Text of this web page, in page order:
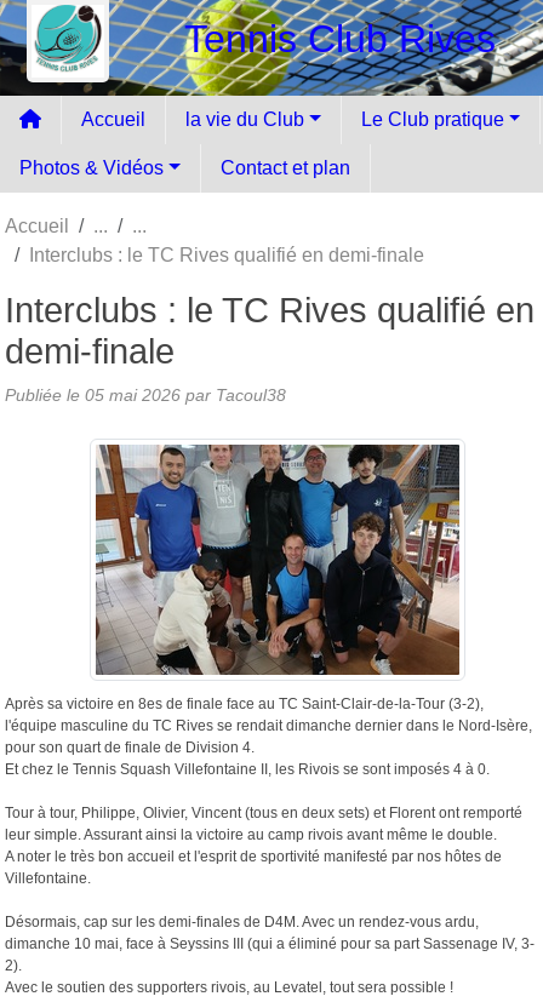
Tennis Club Rives
Accueil la vie du Club Le Club pratique
Photos & Vidéos Contact et plan
Accueil
Interclubs : le TC Rives qualifié en demi-finale
Interclubs : le TC Rives qualifié en
demi-finale
Publiée le 05 mai 2026 par Tacoul38
Après sa victoire en 8es de finale face au TC Saint-Clair-de-la-Tour (3-2),
l'équipe masculine du TC Rives se rendait dimanche dernier dans le Nord-Isère,
pour son quart de finale de Division 4.
Et chez le Tennis Squash Villefontaine II, les Rivois se sont imposés 4 à 0.
Tour à tour, Philippe, Olivier, Vincent (tous en deux sets) et Florent ont remporté
leur simple. Assurant ainsi la victoire au camp rivois avant même le double.
A noter le très bon accueil et l'esprit de sportivité manifesté par nos hôtes de
Villefontaine.
Désormais, cap sur les demi-finales de D4M. Avec un rendez-vous ardu,
dimanche 10 mai, face à Seyssins III (qui a éliminé pour sa part Sassenage IV, 3-
2).
Avec le soutien des supporters rivois, au Levatel, tout sera possible !
Panneau de gestion des cookies